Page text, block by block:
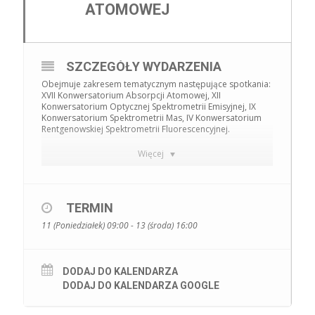
ATOMOWEJ
Więcej
SZCZEGÓŁY WYDARZENIA
Obejmuje zakresem tematycznym następujące spotkania:
XVII Konwersatorium Absorpcji Atomowej, XII
Konwersatorium Optycznej Spektrometrii Emisyjnej, IX
Konwersatorium Spektrometrii Mas, IV Konwersatorium
Rentgenowskiej Spektrometrii Fluorescencyjnej.
Konwersatorium Spektrometrii Atomowej, które
odbędzie się w dniach 11-13 września 2023 r. w
Białymstoku. Konwersatorium obejmuje zakresem
TERMIN
11 (Poniedziałek) 09:00 - 13 (środa) 16:00
DODAJ DO KALENDARZA
DODAJ DO KALENDARZA GOOGLE